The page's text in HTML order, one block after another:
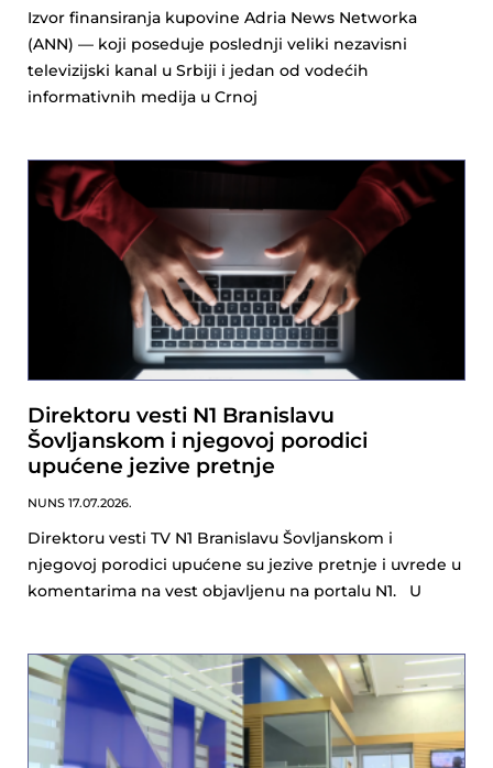
Izvor finansiranja kupovine Adria News Networka
(ANN) — koji poseduje poslednji veliki nezavisni
televizijski kanal u Srbiji i jedan od vodećih
informativnih medija u Crnoj
Direktoru vesti N1 Branislavu
Šovljanskom i njegovoj porodici
upućene jezive pretnje
NUNS 17.07.2026.
Direktoru vesti TV N1 Branislavu Šovljanskom i
njegovoj porodici upućene su jezive pretnje i uvrede u
komentarima na vest objavljenu na portalu N1. U